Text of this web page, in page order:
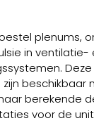
plenums,
in ventilatie-
beschikbaar
berekende
voor de